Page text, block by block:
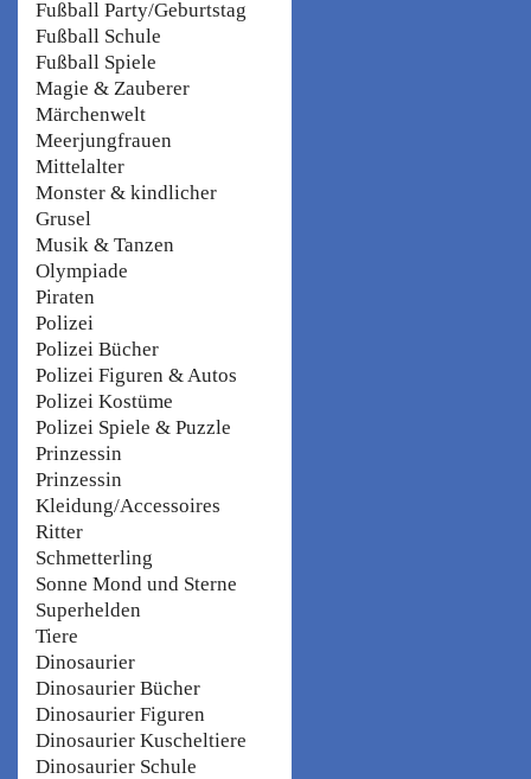
Fußball Party/Geburtstag
Fußball Schule
Fußball Spiele
Magie & Zauberer
Märchenwelt
Meerjungfrauen
Mittelalter
Monster & kindlicher
Grusel
Musik & Tanzen
Olympiade
Piraten
Polizei
Polizei Bücher
Polizei Figuren & Autos
Polizei Kostüme
Polizei Spiele & Puzzle
Prinzessin
Prinzessin
Kleidung/Accessoires
Ritter
Schmetterling
Sonne Mond und Sterne
Superhelden
Tiere
Dinosaurier
Dinosaurier Bücher
Dinosaurier Figuren
Dinosaurier Kuscheltiere
Dinosaurier Schule